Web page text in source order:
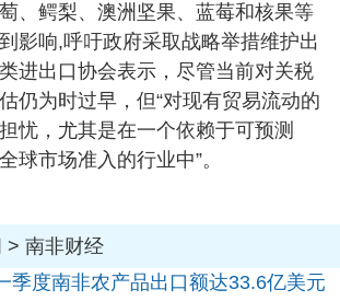
、鳄梨、澳洲坚果、蓝莓和核果等
影响,呼吁政府采取战略举措维护出
进出口协会表示，尽管当前对关税
仍为时过早，但“对现有贸易流动的
忧，尤其是在一个依赖于可预测
球市场准入的行业中”。
> 南非财经
季度南非农产品出口额达33.6亿美元